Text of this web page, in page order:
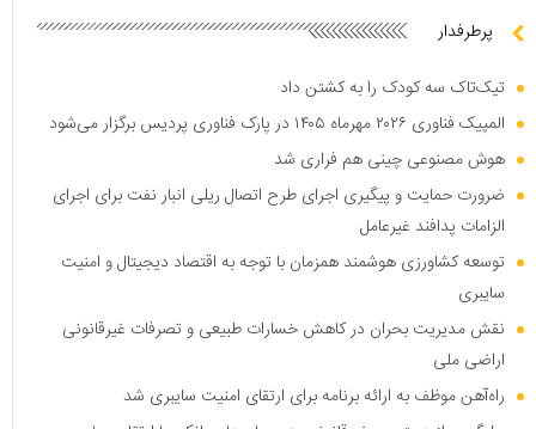
پرطرفدار
تیک‌تاک سه کودک را به کشتن داد
المپیک فناوری ۲۰۲۶ مهرماه ۱۴۰۵ در پارک فناوری پردیس برگزار می‌شود
هوش مصنوعی چینی هم فراری شد
ضرورت حمایت و پیگیری اجرای طرح اتصال ریلی انبار نفت برای اجرای
الزامات پدافند غیرعامل
توسعه کشاورزی هوشمند همزمان با توجه به اقتصاد دیجیتال و امنیت
سایبری
نقش مدیریت بحران در کاهش خسارات طبیعی و تصرفات غیرقانونی
اراضی ملی
راه‌آهن موظف به ارائه برنامه برای ارتقای امنیت سایبری شد